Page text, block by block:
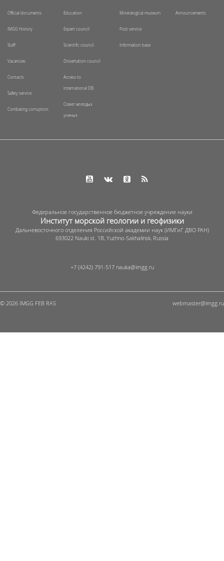
Official documents
IMGG History
Staff
Vacancies
Contacts
Safety service
Combating corruption
Education
Expert council
Scientific council
Dissertation council
Access to
international DB
Совет молодых
ученых
Mineralogical museum
Post service
Information base
Announcements
Федеральное государственное бюджетное учреждение науки
Институт морской геологии и геофизики
Дальневосточного отделения Российской академии наук (ИМГиГ ДВО РАН)
693022 Nauki st. 1B, Yuzhno-Sakhalinsk, Russia
+7 (4242) 791-517
© 2026 IMGG FEB RAS